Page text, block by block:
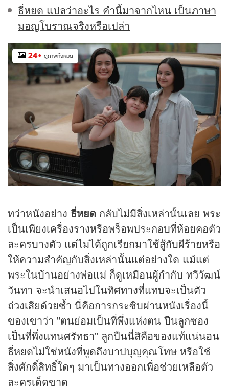
ธี่หยด แปลว่าอะไร คำนี้มาจากไหน เป็นภาษา
มอญโบราณจริงหรือเปล่า
24+ ดูภาพทั้งหมด
ทว่าหนังอย่าง ธี่หยด กลับไม่มีสิ่งเหล่านั้นเลย พระ
เป็นเพียงเครื่องรางหรือพร็อพประกอบที่ห้อยคอตัว
ละครบางตัว แต่ไม่ได้ถูกเรียกมาใช้สู้กับผีร้ายหรือ
ให้ความสำคัญกับสิ่งเหล่านั้นแต่อย่างใด แม้แต่
พระในบ้านอย่างพ่อแม่ ก็ดูเหมือนผู้กำกับ ทวีวัฒน์
วันทา จะนำเสนอไปในทิศทางที่แทบจะเป็นตัว
ถ่วงเสียด้วยซ้ำ นี่คือการกระซิบผ่านหนังเรื่องนี้
ของเขาว่า "ตนย่อมเป็นที่พึ่งแห่งตน ปืนลูกซอง
เป็นที่พึ่งแทนศรัทธา" ลูกปืนนี่สิคือของแท้แน่นอน
ธี่หยดไม่ใช่หนังที่พูดถึงบาปบุญคุณโทษ หรือใช้
สิ่งศักดิ์สิทธิ์ใดๆ มาเป็นทางออกเพื่อช่วยเหลือตัว
ละครเด็ดขาด